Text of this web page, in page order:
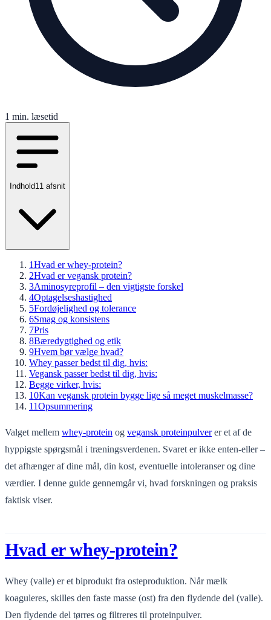
1 min. læsetid
Indhold11 afsnit
1Hvad er whey-protein?
2Hvad er vegansk protein?
3Aminosyreprofil – den vigtigste forskel
4Optagelseshastighed
5Fordøjelighed og tolerance
6Smag og konsistens
7Pris
8Bæredygtighed og etik
9Hvem bør vælge hvad?
Whey passer bedst til dig, hvis:
Vegansk passer bedst til dig, hvis:
Begge virker, hvis:
10Kan vegansk protein bygge lige så meget muskelmasse?
11Opsummering
Valget mellem whey-protein og vegansk proteinpulverer et af de
hyppigste spørgsmål i træningsverdenen. Svaret er ikke enten-eller –
det afhænger af dine mål, din kost, eventuelle intoleranser og dine
værdier. I denne guide gennemgår vi, hvad forskningen og praksis
faktisk viser.
Hvad er whey-protein?
Whey (valle) er et biprodukt fra osteproduktion. Når mælk
koaguleres, skilles den faste masse (ost) fra den flydende del (valle).
Den flydende del tørres og filtreres til proteinpulver.